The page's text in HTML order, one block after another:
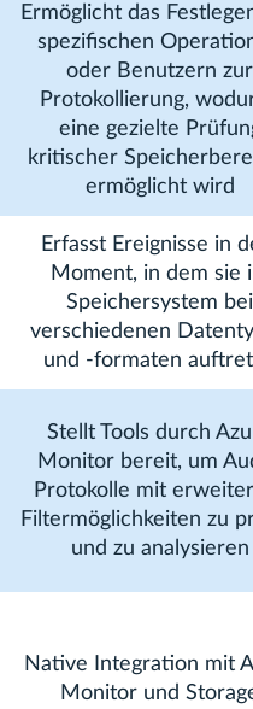
Ermöglicht das
spezifischen
oder Benutzern zur
Protokollierung,
eine gezielte
kritischer
ermöglicht wird
Erfasst Ereignisse in
Moment, in dem sie
Speichersystem bei
verschiedenen
und -formaten
Stellt Tools durch
Monitor bereit, um
Protokolle mit
Filtermöglichkeiten zu
und zu analysieren
Native Integration mit
Monitor und